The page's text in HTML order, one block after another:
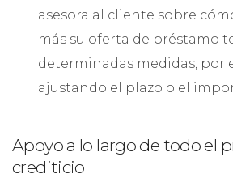
asesora al cliente sobre
más su oferta de préstamo
determinadas medidas, por
ajustando el plazo o el
Apoyo a lo largo de todo el
crediticio